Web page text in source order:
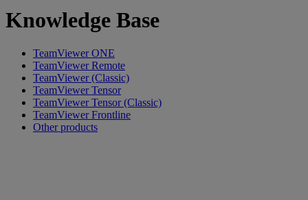
Knowledge Base
TeamViewer ONE
TeamViewer Remote
TeamViewer (Classic)
TeamViewer Tensor
TeamViewer Tensor (Classic)
TeamViewer Frontline
Other products